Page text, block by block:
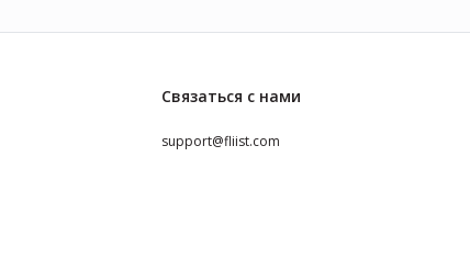
Связаться с нами
support@fliist.com